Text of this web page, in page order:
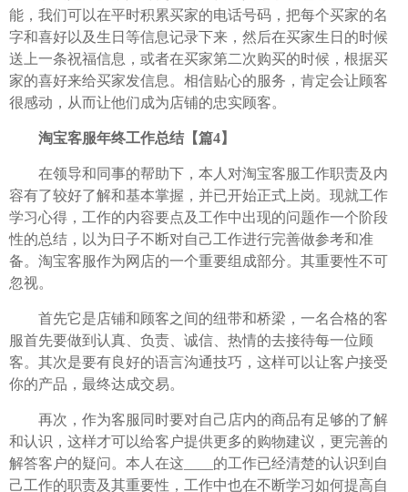
能，我们可以在平时积累买家的电话号码，把每个买家的名
字和喜好以及生日等信息记录下来，然后在买家生日的时候
送上一条祝福信息，或者在买家第二次购买的时候，根据买
家的喜好来给买家发信息。相信贴心的服务，肯定会让顾客
很感动，从而让他们成为店铺的忠实顾客。
淘宝客服年终工作总结【篇4】
在领导和同事的帮助下，本人对淘宝客服工作职责及内
容有了较好了解和基本掌握，并已开始正式上岗。现就工作
学习心得，工作的内容要点及工作中出现的问题作一个阶段
性的总结，以为日子不断对自己工作进行完善做参考和准
备。淘宝客服作为网店的一个重要组成部分。其重要性不可
忽视。
首先它是店铺和顾客之间的纽带和桥梁，一名合格的客
服首先要做到认真、负责、诚信、热情的去接待每一位顾
客。其次是要有良好的语言沟通技巧，这样可以让客户接受
你的产品，最终达成交易。
再次，作为客服同时要对自己店内的商品有足够的了解
和认识，这样才可以给客户提供更多的购物建议，更完善的
解答客户的疑问。本人在这____的工作已经清楚的认识到自
己工作的职责及其重要性，工作中也在不断学习如何提高自